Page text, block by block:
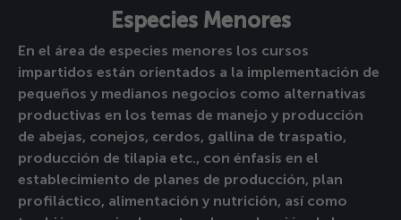
Especies Menores
En el área de especies menores los cursos
impartidos están orientados a la implementación de
pequeños y medianos negocios como alternativas
productivas en los temas de manejo y producción
de abejas, conejos, cerdos, gallina de traspatio,
producción de tilapia etc., con énfasis en el
establecimiento de planes de producción, plan
profiláctico, alimentación y nutrición, así como